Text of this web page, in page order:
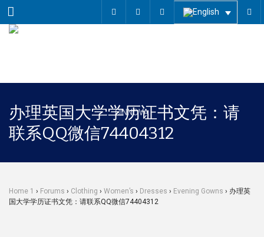
Menu
办理英国大学学历证书文凭：请
联系QQ微信74404312
Home 1 › Forums › Clothing › Women’s › Dresses › Evening Gowns › 办理英
国大学学历证书文凭：请联系QQ微信74404312